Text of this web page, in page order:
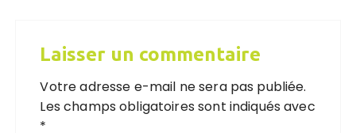
Laisser un commentaire
Votre adresse e-mail ne sera pas publiée.
Les champs obligatoires sont indiqués avec
*